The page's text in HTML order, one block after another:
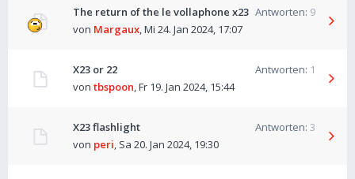
The return of the le vollaphone x23 Antworten: 9
von Margaux,Mi 24. Jan 2024, 17:07
X23 or 22 Antworten: 1
von tbspoon,Fr 19. Jan 2024, 15:44
X23 flashlight Antworten: 3
von peri, Sa 20. Jan 2024, 19:30